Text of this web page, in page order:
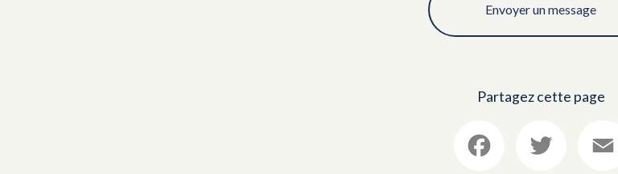
Envoyer un message
Partagez cette page